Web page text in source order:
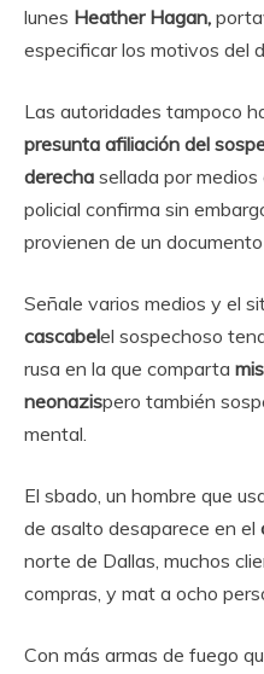
lunes Heather Hagan,
especificar los motivos del
Las autoridades tampoco
presunta afiliación del
derecha sellada por
policial confirma sin
provienen de un
Señale varios medios y el
cascabelel sospechoso
rusa en la que comparta
neonazispero también
mental.
El sbado, un hombre que
de asalto desaparece en el
norte de Dallas, muchos
compras, y mat a ocho
Con más armas de fuego